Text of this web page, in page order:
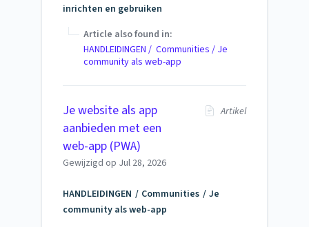
inrichten en gebruiken
Article also found in:
HANDLEIDINGEN / Communities / Je
community als web-app
Je website als app
aanbieden met een
web-app (PWA)
Artikel
Gewijzigd op Jul 28, 2026
HANDLEIDINGEN Communities
Je
community als web-app